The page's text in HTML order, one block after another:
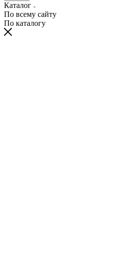
Каталог
По всему сайту
По каталогу